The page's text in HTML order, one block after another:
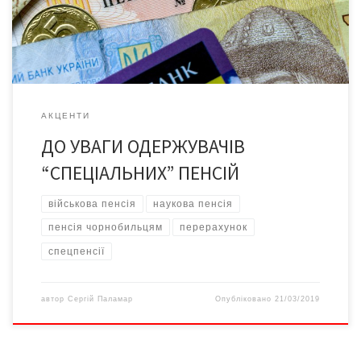
пенсій, призначених раніше за нормами Закону України «“Про
загальнообов’язкове державне пенсійне страхування»
шляхом збільшення показника середньої […]
АКЦЕНТИ
ДО УВАГИ ОДЕРЖУВАЧІВ
“СПЕЦІАЛЬНИХ” ПЕНСІЙ
військова пенсія наукова пенсія
пенсія чорнобильцям перерахунок
спецпенсії
автор Сергій Паламар Опубліковано 21/03/2019